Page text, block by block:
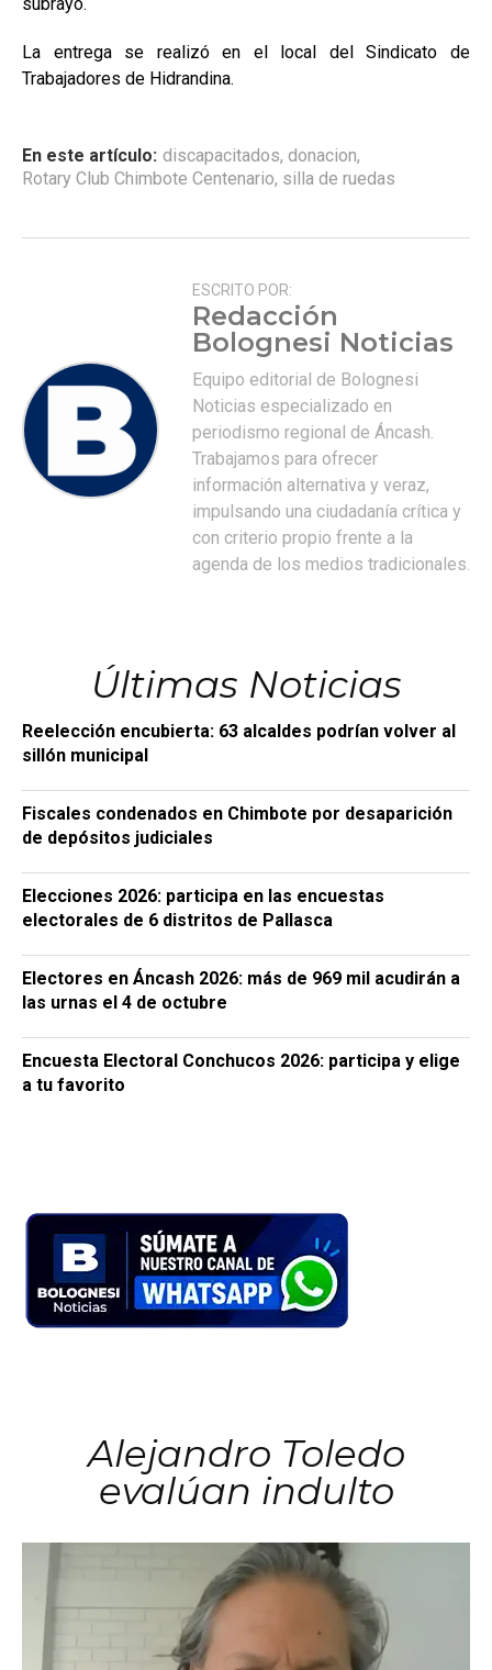
La entrega se realizó en el local del Sindicato de
Trabajadores de Hidrandina.
En este artículo: discapacitados, donacion,
Rotary Club Chimbote Centenario, silla de ruedas
ESCRITO POR:
Redacción
Bolognesi Noticias
Equipo editorial de Bolognesi
Noticias especializado en
periodismo regional de Áncash.
Trabajamos para ofrecer
información alternativa y veraz,
impulsando una ciudadanía crítica y
con criterio propio frente a la
agenda de los medios tradicionales.
Últimas Noticias
Reelección encubierta: 63 alcaldes podrían volver al
sillón municipal
Fiscales condenados en Chimbote por desaparición
de depósitos judiciales
Elecciones 2026: participa en las encuestas
electorales de 6 distritos de Pallasca
Electores en Áncash 2026: más de 969 mil acudirán a
las urnas el 4 de octubre
Encuesta Electoral Conchucos 2026: participa y elige
a tu favorito
Alejandro Toledo
evalúan indulto